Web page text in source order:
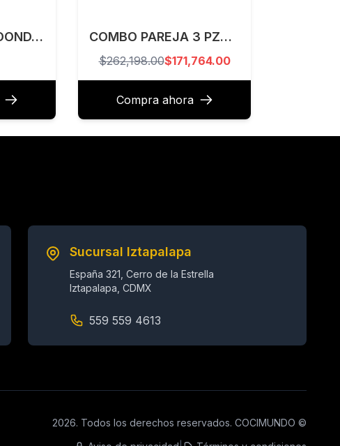
HORNO DE MICROONDAS 46 CM WHIRLPOOL MODELO WM1807D COMBO PAREJA 3 PZAS REFRIGERADOR + CONGELADOR + TRIM 177 CM ACERO INOXIDABLE MARCA ELECTROLUX MODELO EI33AR80WS + EI33AF80WS + TRMKTSS2FL79CON
$262,198.00$171,764.00
Compra ahora
Sucursal Iztapalapa
España 321, Cerro de la Estrella
Iztapalapa, CDMX
559 559 4613
2026. Todos los derechos reservados. COCIMUNDO ©